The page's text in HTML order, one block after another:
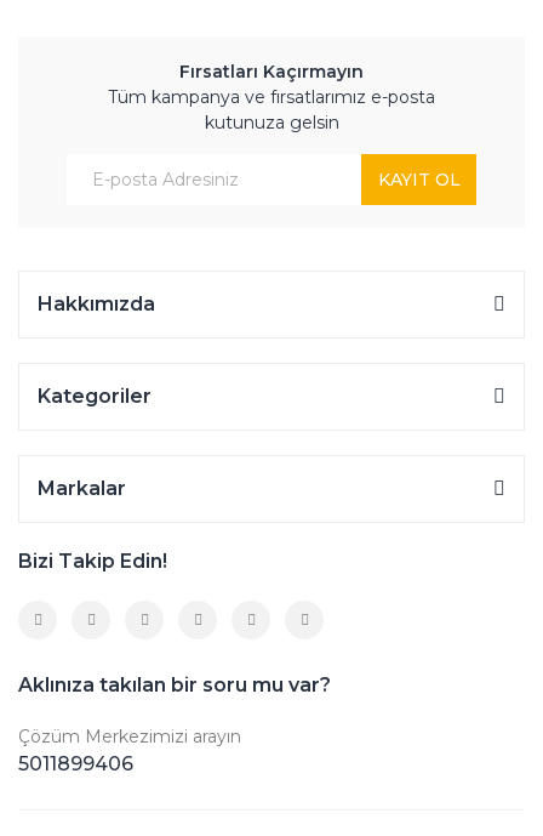
Fırsatları Kaçırmayın
Tüm kampanya ve fırsatlarımız e-posta
kutunuza gelsin
KAYIT OL
Hakkımızda
Kategoriler
Markalar
Bizi Takip Edin!
Aklınıza takılan bir soru mu var?
Çözüm Merkezimizi arayın
5011899406